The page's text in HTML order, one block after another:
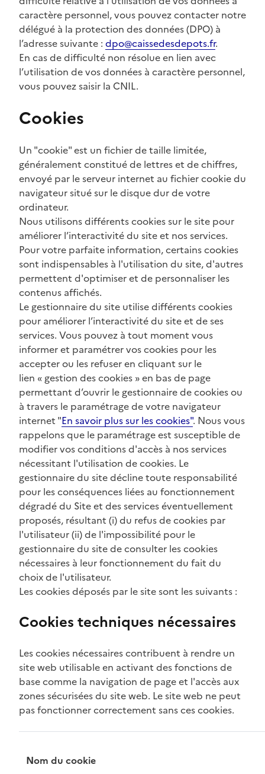
caractère personnel, vous pouvez contacter notre
délégué à la protection des données (DPO) à
l’adresse suivante : dpo@caissedesdepots.fr.
En cas de difficulté non résolue en lien avec
l’utilisation de vos données à caractère personnel,
vous pouvez saisir la CNIL.
Cookies
Un "cookie" est un fichier de taille limitée,
généralement constitué de lettres et de chiffres,
envoyé par le serveur internet au fichier cookie du
navigateur situé sur le disque dur de votre
ordinateur.
Nous utilisons différents cookies sur le site pour
améliorer l’interactivité du site et nos services.
Pour votre parfaite information, certains cookies
sont indispensables à l'utilisation du site, d'autres
permettent d'optimiser et de personnaliser les
contenus affichés.
Le gestionnaire du site utilise différents cookies
pour améliorer l’interactivité du site et de ses
services. Vous pouvez à tout moment vous
informer et paramétrer vos cookies pour les
accepter ou les refuser en cliquant sur le
lien « gestion des cookies » en bas de page
permettant d’ouvrir le gestionnaire de cookies ou
à travers le paramétrage de votre navigateur
internet "En savoir plus sur les cookies". Nous vous
rappelons que le paramétrage est susceptible de
modifier vos conditions d'accès à nos services
nécessitant l'utilisation de cookies. Le
gestionnaire du site décline toute responsabilité
pour les conséquences liées au fonctionnement
dégradé du Site et des services éventuellement
proposés, résultant (i) du refus de cookies par
l'utilisateur (ii) de l'impossibilité pour le
gestionnaire du site de consulter les cookies
nécessaires à leur fonctionnement du fait du
choix de l'utilisateur.
Les cookies déposés par le site sont les suivants :
Cookies techniques nécessaires
Les cookies nécessaires contribuent à rendre un
site web utilisable en activant des fonctions de
base comme la navigation de page et l'accès aux
zones sécurisées du site web. Le site web ne peut
pas fonctionner correctement sans ces cookies.
Nom du cookie